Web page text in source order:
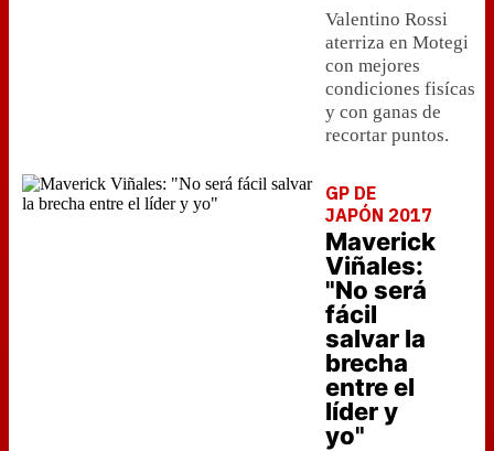
Valentino Rossi
aterriza en Motegi
con mejores
condiciones fisícas
y con ganas de
recortar puntos.
GP DE
JAPÓN 2017
Maverick
Viñales:
"No será
fácil
salvar la
brecha
entre el
líder y
yo"